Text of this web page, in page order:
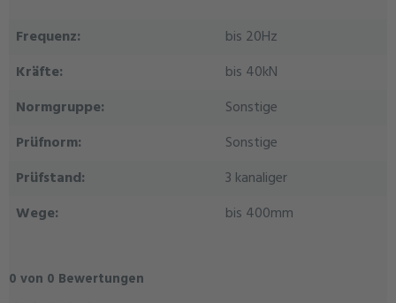
Frequenz:
bis 20Hz
Kräfte:
bis 40kN
Normgruppe:
Sonstige
Prüfnorm:
Sonstige
Prüfstand:
3 kanaliger
Wege:
bis 400mm
0 von 0 Bewertungen